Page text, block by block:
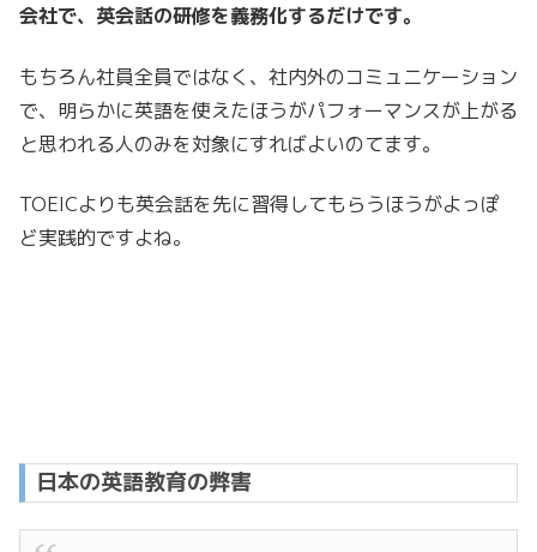
会社で、英会話の研修を義務化するだけです。
もちろん社員全員ではなく、社内外のコミュニケーション
で、明らかに英語を使えたほうがパフォーマンスが上がる
と思われる人のみを対象にすればよいのてます。
TOEICよりも英会話を先に習得してもらうほうがよっぽ
ど実践的ですよね。
日本の英語教育の弊害